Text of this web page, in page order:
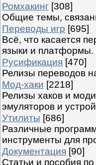
Ромхакинг [308]
Общие темы,
Переводы игр [695]
Всё, что касается
языки и платформы.
Русификация [470]
Релизы переводов
Мод-хаки [2218]
Релизы хаков и
эмуляторов и
Утилиты [686]
Различные
инструменты для
Документация [90]
Статьи и пособия